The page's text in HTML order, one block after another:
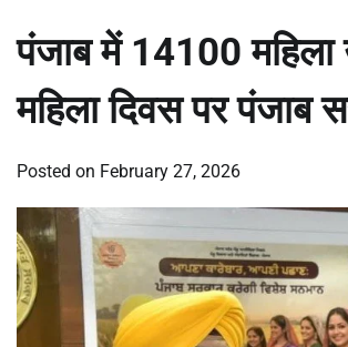
पंजाब में 14100 महिला
महिला दिवस पर पंजाब
Posted on February 27, 2026